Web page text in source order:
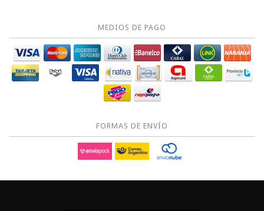
MEDIOS DE PAGO
FORMAS DE ENVÍO